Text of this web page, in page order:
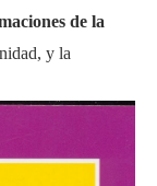
de la
y la